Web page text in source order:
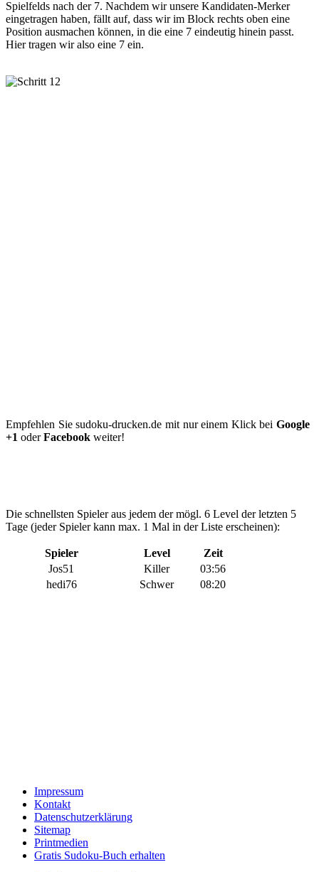
Spielfelds nach der 7. Nachdem wir unsere Kandidaten-Merker
eingetragen haben, fällt auf, dass wir im Block rechts oben eine
Position ausmachen können, in die eine 7 eindeutig hinein passt.
Hier tragen wir also eine 7 ein.
Empfehlen Sie sudoku-drucken.de mit nur einem Klick bei Google
+1 oderFacebook weiter!
Die schnellsten Spieler aus jedem der mögl. 6 Level der letzten 5
Tage (jeder Spieler kann max. 1 Mal in der Liste erscheinen):
Spieler Level
Zeit
Jos51
Killer
03:56
hedi76
Schwer 08:20
Impressum
Kontakt
Datenschutzerklärung
Sitemap
Printmedien
Gratis Sudoku-Buch erhalten